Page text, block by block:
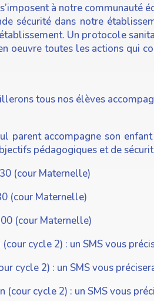
à notre communauté
sécurité dans notre
Un protocole
oeuvre toutes les actions qui
tous nos élèves
parent accompagne son
pédagogiques et de
(cour Maternelle)
(cour Maternelle)
(cour Maternelle)
cycle 2) : un SMS vous
cycle 2) : un SMS vous
cycle 2) : un SMS vous